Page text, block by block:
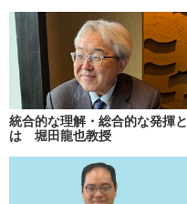
統合的な理解・総合的な発揮と
は 堀田龍也教授